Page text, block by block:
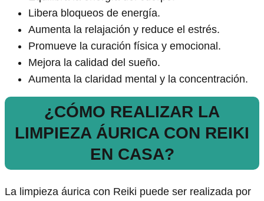
Libera bloqueos de energía.
Aumenta la relajación y reduce el estrés.
Promueve la curación física y emocional.
Mejora la calidad del sueño.
Aumenta la claridad mental y la concentración.
¿CÓMO REALIZAR LA
LIMPIEZA ÁURICA CON REIKI
EN CASA?
La limpieza áurica con Reiki puede ser realizada por